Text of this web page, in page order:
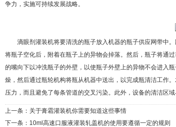
争力，实施可持续发展战略。
滴眼剂灌装机将要清洗的瓶子放入机器的瓶子供应网带中。
将瓶子空化后，附着在瓶子上的异物会掉落。然后，瓶子将通
的嘴向下以冲洗瓶子的外壁，以使瓶子外壁上的异物不会进入
燥，然后通过瓶轮机构将瓶从机器中送出，以完成瓶清洁工作
压力，而且避免了每条管道的交叉污染。此外，设备的清洁区
上一条： 关于膏霜灌装机你需要知道这些事情
下一条： 10ml高速口服液灌装轧盖机的使用要遵循一定的规则